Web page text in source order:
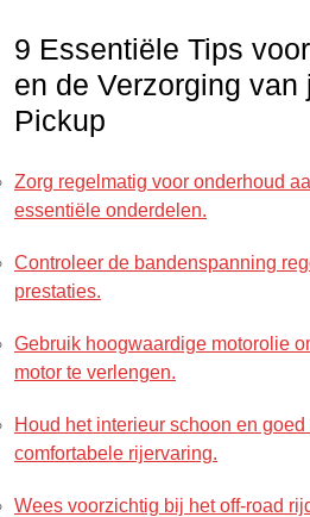
9 Essentiële Tips
en de Verzorging van
Pickup
Zorg regelmatig voor onderhoud
essentiële onderdelen.
Controleer de bandenspanning
prestaties.
Gebruik hoogwaardige motorolie
motor te verlengen.
Houd het interieur schoon en
comfortabele rijervaring.
Wees voorzichtig bij het off-road